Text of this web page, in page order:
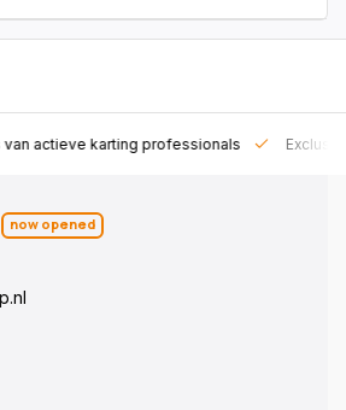
actieve karting professionals
now opened